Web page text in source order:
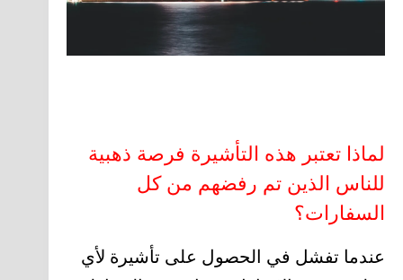
لماذا تعتبر هذه التأشيرة فرصة ذهبية
للناس الذين تم رفضهم من كل
السفارات؟
عندما تفشل في الحصول على تأشيرة لأي